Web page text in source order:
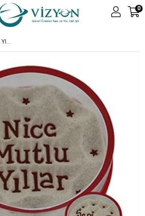
0
NICE MUTLU YILLAR & SENI SEVIYORUM